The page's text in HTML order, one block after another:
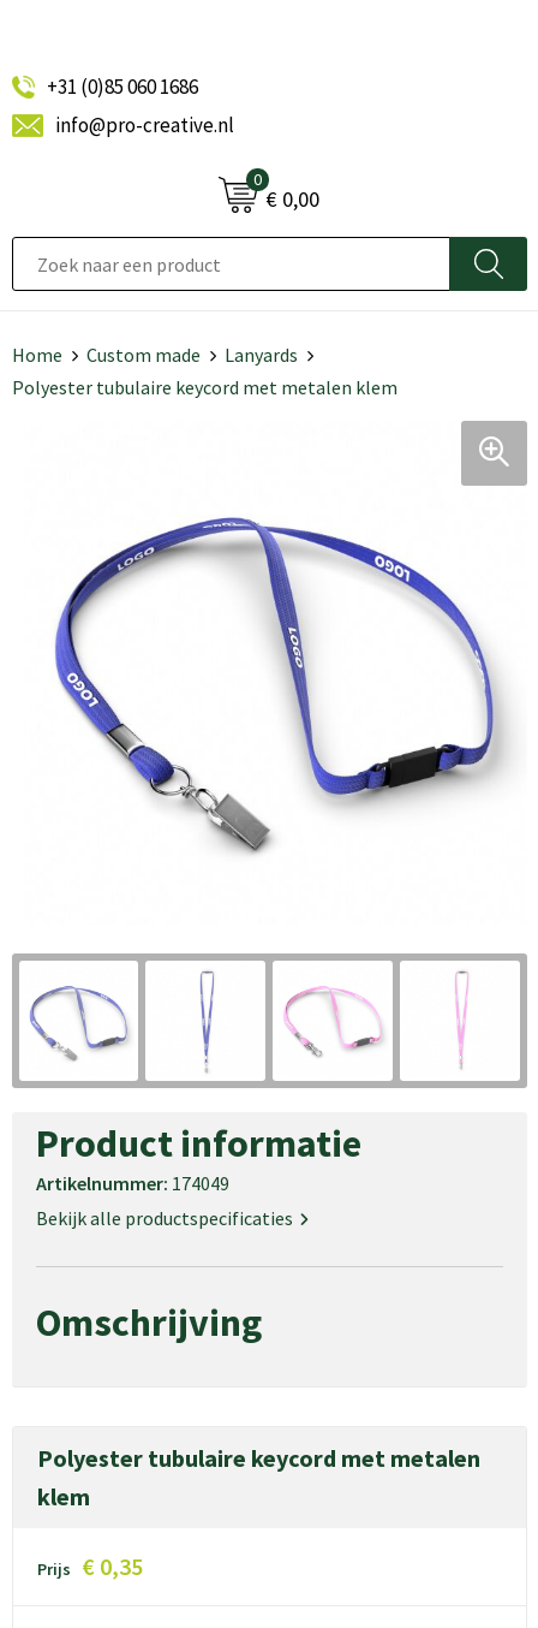
+31 (0)85 060 1686
info@pro-creative.nl
0
€ 0,00
Home Custom made
Lanyards
Polyester tubulaire keycord met metalen klem
Product informatie
Artikelnummer: 174049
Bekijk alle productspecificaties
Omschrijving
Polyester tubulaire keycord met metalen
klem
Prijs € 0,35